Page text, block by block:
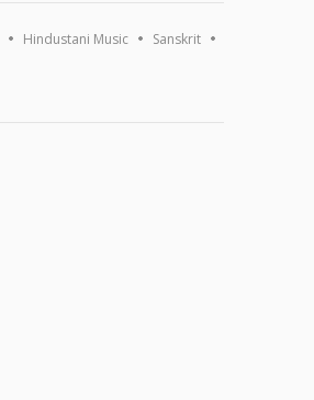
Hindustani Music Sanskrit